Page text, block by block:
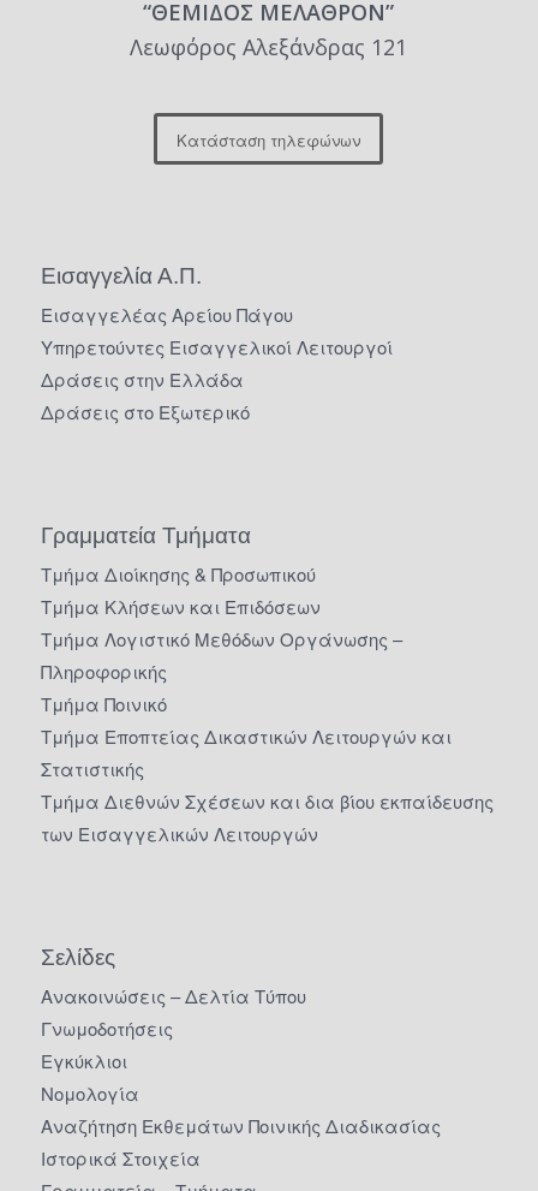
“ΘΕΜΙΔΟΣ ΜΕΛΑΘΡΟΝ”
Λεωφόρος Αλεξάνδρας 121
Κατάσταση τηλεφώνων
Εισαγγελία Α.Π.
Εισαγγελέας Αρείου Πάγου
Υπηρετούντες Εισαγγελικοί Λειτουργοί
Δράσεις στην Ελλάδα
Δράσεις στο Εξωτερικό
Γραμματεία Τμήματα
Τμήμα Διοίκησης & Προσωπικού
Τμήμα Κλήσεων και Επιδόσεων
Τμήμα Λογιστικό Μεθόδων Οργάνωσης –
Πληροφορικής
Τμήμα Ποινικό
Τμήμα Εποπτείας Δικαστικών Λειτουργών και
Στατιστικής
Τμήμα Διεθνών Σχέσεων και δια βίου εκπαίδευσης
των Εισαγγελικών Λειτουργών
Σελίδες
Ανακοινώσεις – Δελτία Τύπου
Γνωμοδοτήσεις
Εγκύκλιοι
Νομολογία
Αναζήτηση Εκθεμάτων Ποινικής Διαδικασίας
Ιστορικά Στοιχεία